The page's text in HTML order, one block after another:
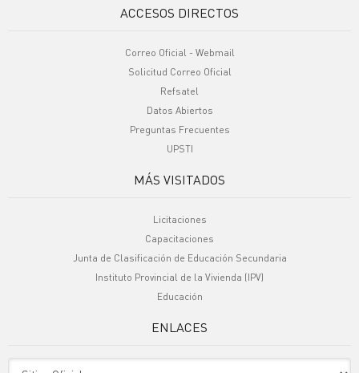
ACCESOS DIRECTOS
Correo Oficial - Webmail
Solicitud Correo Oficial
Refsatel
Datos Abiertos
Preguntas Frecuentes
UPSTI
MÁS VISITADOS
Licitaciones
Capacitaciones
Junta de Clasificación de Educación Secundaria
Instituto Provincial de la Vivienda (IPV)
Educación
ENLACES